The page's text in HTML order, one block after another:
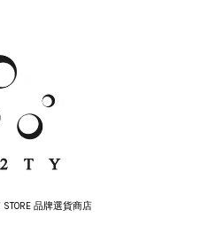
品牌選貨商店